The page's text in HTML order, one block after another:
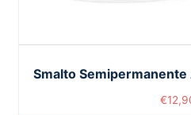
Smalto
€